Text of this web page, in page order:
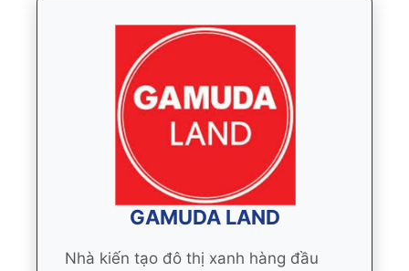
GAMUDA LAND
Nhà kiến tạo đô thị xanh hàng đầu